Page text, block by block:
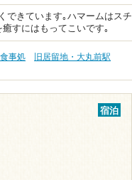
できています｡ハマームはスチ
すにはもってこいです｡
事処
旧居留地・大丸前駅
宿泊